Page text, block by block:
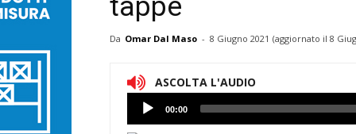
tappe
Da Omar Dal Maso - 8 Giugno 2021 (aggiornato il 8
ASCOLTA L'AUDIO
Lettore
Audio
00:00